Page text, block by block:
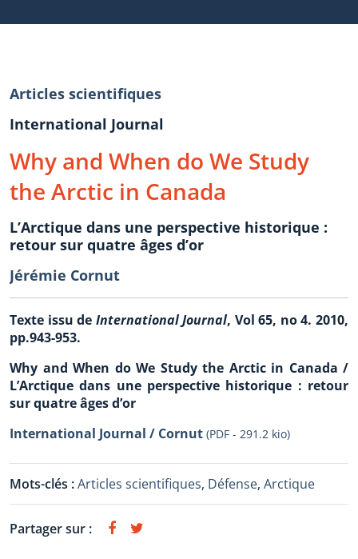
Articles scientifiques
International Journal
Why and When do We Study
the Arctic in Canada
L’Arctique dans une perspective historique :
retour sur quatre âges d’or
Jérémie Cornut
Texte issu de International Journal, Vol 65, no 4. 2010,
pp.943-953.
Why and When do We Study the Arctic in Canada /
L’Arctique dans une perspective historique : retour
sur quatre âges d’or
International Journal / Cornut (PDF - 291.2 kio)
Mots-clés :Articles scientifiques, Défense, Arctique
Partager sur :